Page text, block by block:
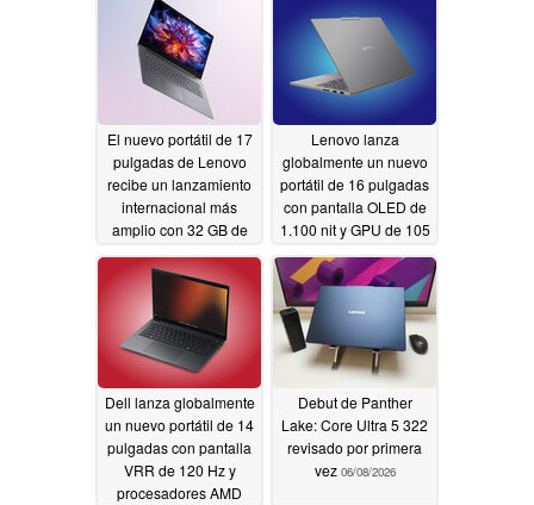
El nuevo portátil de 17
pulgadas de Lenovo
recibe un lanzamiento
internacional más
amplio con 32 GB de
Intel Wildcat Lake
06/09/2026
Lenovo lanza
globalmente un nuevo
portátil de 16 pulgadas
con pantalla OLED de
1.100 nit y GPU de 105
06/09/2026
Dell lanza globalmente
un nuevo portátil de 14
pulgadas con pantalla
VRR de 120 Hz y
procesadores AMD
Debut de Panther
Lake: Core Ultra 5 322
revisado por primera
vez 06/08/2026